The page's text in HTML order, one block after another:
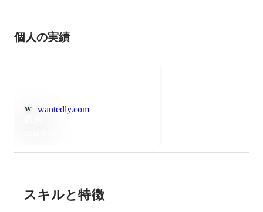
個人の実績
wantedly.com
スキルと特徴